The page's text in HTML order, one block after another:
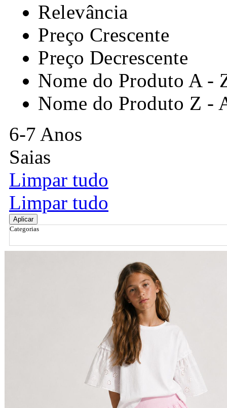
Relevância
Preço Crescente
Preço Decrescente
Nome do Produto A -
Nome do Produto Z -
6-7 Anos
Saias
Limpar tudo
Limpar tudo
Aplicar
Categorias